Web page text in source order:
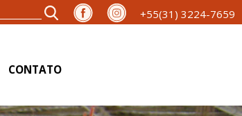
+55(31) 3224-7659
CONTATO